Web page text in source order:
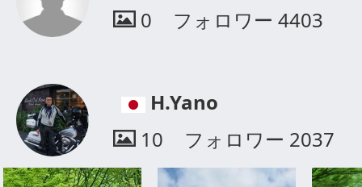
0
フォロワー 4403
H.Yano
10
フォロワー 2037